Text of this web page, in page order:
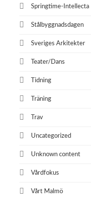
Springtime-Intellecta
Stålbyggnadsdagen
Sveriges Arkitekter
Teater/Dans
Tidning
Träning
Trav
Uncategorized
Unknown content
Vårdfokus
Vårt Malmö